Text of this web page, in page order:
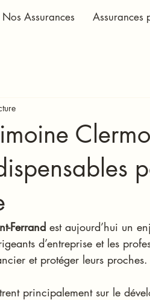
Nos Assurances Assurances
Ferrand est aujourd’hui un
d’entreprise et les
et protéger leurs proches.
principalement sur le